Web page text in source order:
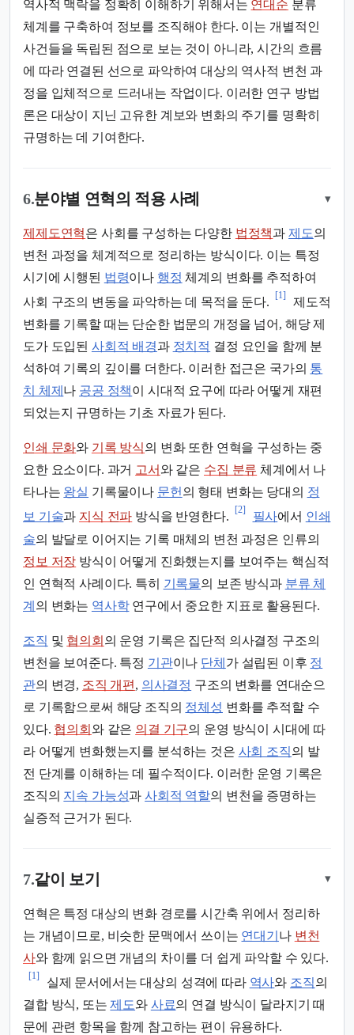
역사적 맥락을 정확히 이해하기 위해서는 연대순 분류
체계를 구축하여 정보를 조직해야 한다. 이는 개별적인
사건들을 독립된 점으로 보는 것이 아니라, 시간의 흐름
에 따라 연결된 선으로 파악하여 대상의 역사적 변천 과
정을 입체적으로 드러내는 작업이다. 이러한 연구 방법
론은 대상이 지닌 고유한 계보와 변화의 주기를 명확히
규명하는 데 기여한다.
6.분야별 연혁의 적용 사례 ▾
제제도연혁은 사회를 구성하는 다양한 법정책과제도의
변천 과정을 체계적으로 정리하는 방식이다. 이는 특정
시기에 시행된 법령이나 행정 체계의 변화를 추적하여
사회 구조의 변동을 파악하는 데 목적을 둔다.
[1]
제도적
변화를 기록할 때는 단순한 법문의 개정을 넘어, 해당 제
도가 도입된 사회적 배경과 정치적 결정 요인을 함께 분
석하여 기록의 깊이를 더한다. 이러한 접근은 국가의 통
치 체제 나 공공 정책이 시대적 요구에 따라 어떻게 재편
되었는지 규명하는 기초 자료가 된다.
인쇄 문화와 기록 방식의 변화 또한 연혁을 구성하는 중
요한 요소이다. 과거 고서 와 같은 수집 분류 체계에서 나
타나는 왕실 기록물이나 문헌 의 형태 변화는 당대의 정
보 기술과 지식 전파 방식을 반영한다.
[2]
필사에서 인쇄
술의 발달로 이어지는 기록 매체의 변천 과정은 인류의
정보 저장 방식이 어떻게 진화했는지를 보여주는 핵심적
인 연혁적 사례이다. 특히 기록물의 보존 방식과 분류 체
계 의 변화는 역사학연구에서 중요한 지표로 활용된다.
조직 및 협의회 의 운영 기록은 집단적 의사결정 구조의
변천을 보여준다. 특정 기관이나 단체 가 설립된 이후 정
관의 변경, 조직 개편 , 의사결정 구조의 변화를 연대순으
로 기록함으로써 해당 조직의 정체성 변화를 추적할 수
있다. 협의회 와 같은 의결 기구의 운영 방식이 시대에 따
라 어떻게 변화했는지를 분석하는 것은 사회 조직의 발
전 단계를 이해하는 데 필수적이다. 이러한 운영 기록은
조직의 지속 가능성과사회적 역할의 변천을 증명하는
실증적 근거가 된다.
7.같이 보기 ▾
연혁은 특정 대상의 변화 경로를 시간축 위에서 정리하
는 개념이므로, 비슷한 문맥에서 쓰이는 연대기 나 변천
사와 함께 읽으면 개념의 차이를 더 쉽게 파악할 수 있다.
[1]
실제 문서에서는 대상의 성격에 따라 역사와 조직의
결합 방식, 또는제도와 사료의 연결 방식이 달라지기 때
문에 관련 항목을 함께 참고하는 편이 유용하다.